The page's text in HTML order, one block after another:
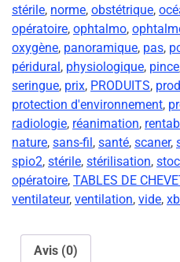
stérile, norme, obstétrique,
opératoire, ophtalmo,
oxygène, panoramique, pas,
péridural , physiologique, pince
seringue, prix, PRODUITS,
protection d'environnement,
radiologie, réanimation,
nature, sans-fil , santé, scaner,
spio2, stérile, stérilisation,
opératoire, TABLES DE
ventilateur, ventilation, vide,
Avis (0)